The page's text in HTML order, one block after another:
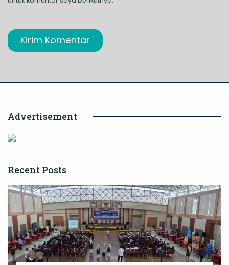
Advertisement
Recent Posts